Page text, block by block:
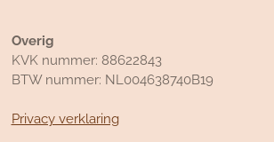
Overig
KVK nummer: 88622843
BTW nummer: NL004638740B19
Privacy verklaring